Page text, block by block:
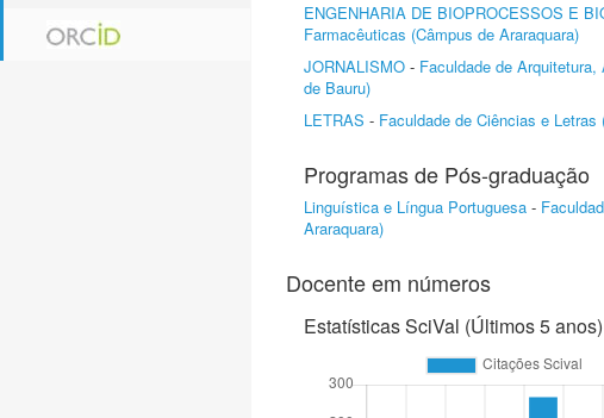
ENGENHARIA DE BIOPROCESSOS E
Farmacêuticas (Câmpus de Araraquara)
JORNALISMO - Faculdade de
de Bauru)
LETRAS - Faculdade de Ciências e Letras
Programas de Pós-graduação
Linguística e Língua Portuguesa -
Araraquara)
Docente em números
Estatísticas SciVal (Últimos 5 anos)